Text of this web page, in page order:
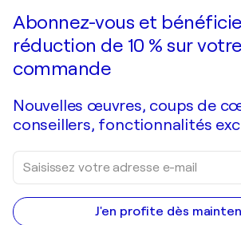
Je passe commande
Abonnez-vous et
réduction de 10 % sur
commande
Nouvelles œuvres, coups de
conseillers, fonctionnalités
J'en profite dès